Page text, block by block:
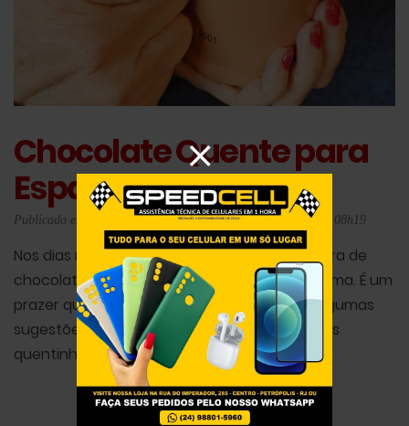
Chocolate Quente para
Espantar o Frio
Publicado em 24/07/2026 08h18 - Atualizado em 24/07/2026 08h19
Nos dias mais frios, nada como uma boa xícara de
chocolate quente para esquentar corpo e alma. É um
prazer que vai além do gustativo. Seguem algumas
sugestões para tornar os dias de inverno mais
quentinhos.
Leia mais